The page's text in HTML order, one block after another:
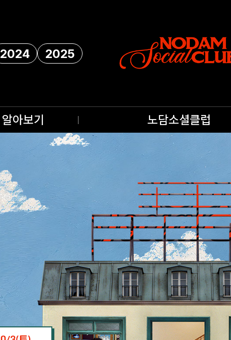
2024 2025
알아보기 노담소셜클럽